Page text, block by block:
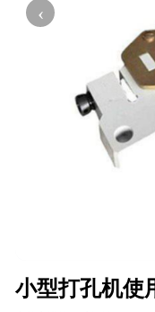
‹
小型打孔机使